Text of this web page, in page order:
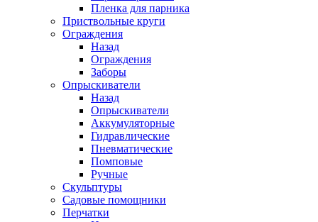
Пленка для парника
Приствольные круги
Ограждения
Назад
Ограждения
Заборы
Опрыскиватели
Назад
Опрыскиватели
Аккумуляторные
Гидравлические
Пневматические
Помповые
Ручные
Скульптуры
Садовые помощники
Перчатки